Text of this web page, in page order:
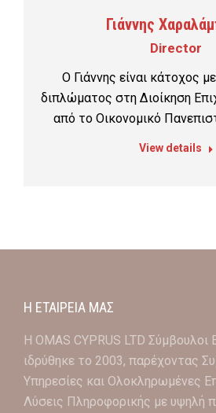
Γιάννης
Director
Ο Γιάννης είναι κάτοχος
διπλώματος στη Διοίκηση
από το Οικονομικό
View details
Η ΕΤΑΙΡΕΙΑ ΜΑΣ
Η OMAS CYPRUS LTD Σύμβουλοι
ιδρύθηκε το 2003, παρέχοντας
Υπηρεσίες και Ολοκληρωμένες
Λύσεις Πληροφορικής με υψηλή